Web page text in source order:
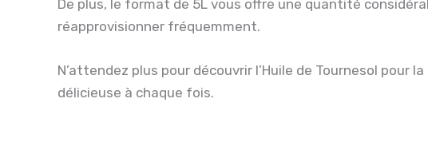
De plus, le format de 5L vous offre une quantité
réapprovisionner fréquemment.
N’attendez plus pour découvrir l’Huile de Tournesol pour
délicieuse à chaque fois.